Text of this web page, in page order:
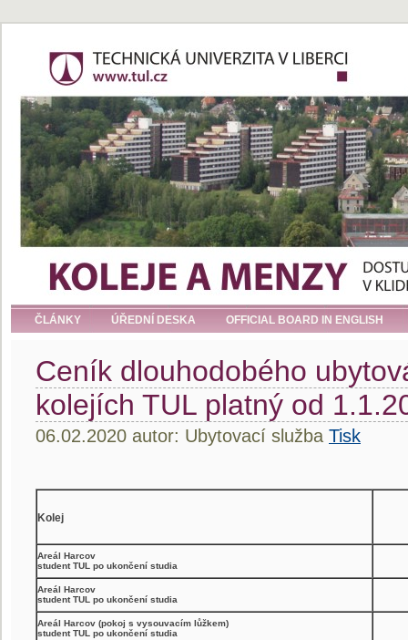
ČLÁNKY ÚŘEDNÍ DESKA OFFICIAL BOARD IN ENGLISH
Ceník dlouhodobého
kolejích TUL platný od
06.02.2020 autor: Ubytovací služba Tisk
Kolej
Areál Harcov
student TUL po ukončení studia
Areál Harcov
student TUL po ukončení studia
Areál Harcov (pokoj s vysouvacím lůžkem)
student TUL po ukončení studia